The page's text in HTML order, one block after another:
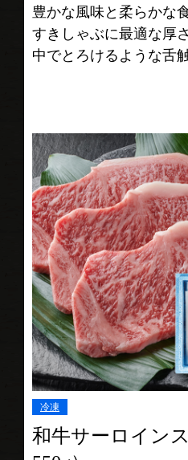
豊かな風味と柔らかな
すきしゃぶに最適な厚
中でとろけるような舌
冷凍
和牛サーロイン